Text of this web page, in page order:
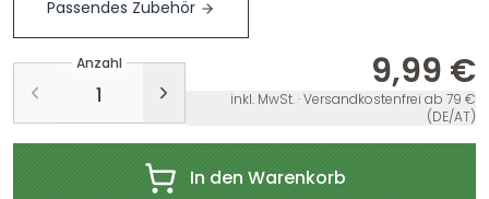
Passendes Zubehör
Anzahl 9,99 €
inkl. MwSt. · Versandkostenfrei ab 79 €
(DE/AT)
In den Warenkorb